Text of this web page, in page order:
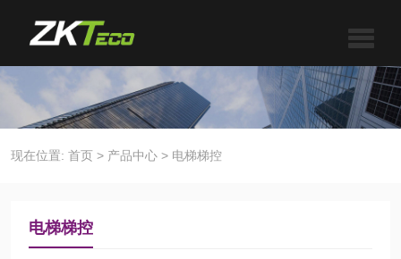
现在位置: 首页 > 产品中心 > 电梯梯控
电梯梯控